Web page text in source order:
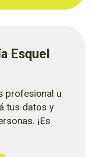
Esquel
profesional u
tus datos y
¡Es